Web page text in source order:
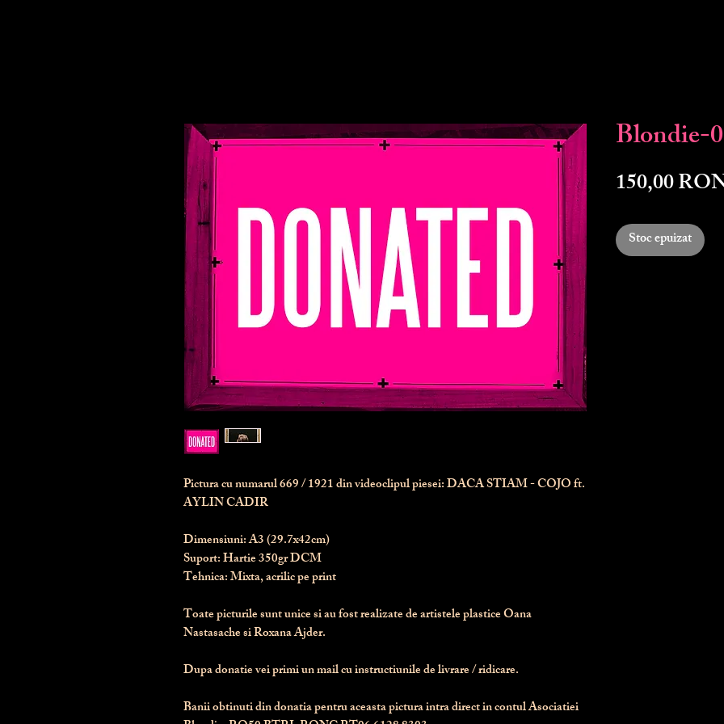
Pictura cu numarul669/ 1921 din videoclipul piesei: DACA STIAM - COJO ft.
AYLIN CADIR
Dimensiuni: A3 (29.7x42cm)
Suport: Hartie 350gr DCM
Tehnica: Mixta, acrilic pe print
Toate picturile sunt unice si au fost realizate de artistele plastice Oana
Nastasache si Roxana Ajder.
Dupa donatie vei primi un mail cu instructiunile de livrare / ridicare.
Banii obtinuti din donatia pentru aceasta pictura intra direct in contul Asociatiei
Blondie-
150,00
Stoc epuizat